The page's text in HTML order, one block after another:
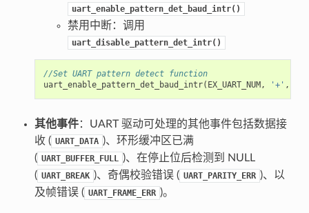
uart_enable_pattern_det_baud_intr()
禁用中断：调用
uart_disable_pattern_det_intr()
//Set UART pattern detect function
uart_enable_pattern_det_baud_intr( EX_UART_NUM , '+' ,
其他事件：UART 驱动可处理的其他事件包括数据接
收 ( UART_DATA )、环形缓冲区已满
( UART_BUFFER_FULL )、在停止位后检测到 NULL
( UART_BREAK )、奇偶校验错误 ( UART_PARITY_ERR )、以
及帧错误 ( UART_FRAME_ERR )。